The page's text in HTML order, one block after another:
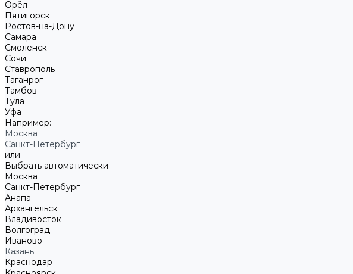
Орёл
Пятигорск
Ростов-на-Дону
Самара
Смоленск
Сочи
Ставрополь
Таганрог
Тамбов
Тула
Уфа
Например:
Москва
Санкт-Петербург
или
Выбрать автоматически
Москва
Санкт-Петербург
Анапа
Архангельск
Владивосток
Волгоград
Иваново
Казань
Краснодар